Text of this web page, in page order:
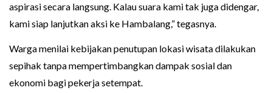
aspirasi secara langsung. Kalau suara kami tak juga didengar,
kami siap lanjutkan aksi ke Hambalang,” tegasnya.
Warga menilai kebijakan penutupan lokasi wisata dilakukan
sepihak tanpa mempertimbangkan dampak sosial dan
ekonomi bagi pekerja setempat.